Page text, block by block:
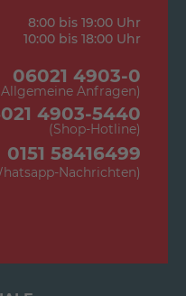
8:00 bis 19:00 Uhr
10:00 bis 18:00 Uhr
06021 4903-0
Anfragen)
4903-5440
(Shop-Hotline)
0151 58416499
Nachrichten)